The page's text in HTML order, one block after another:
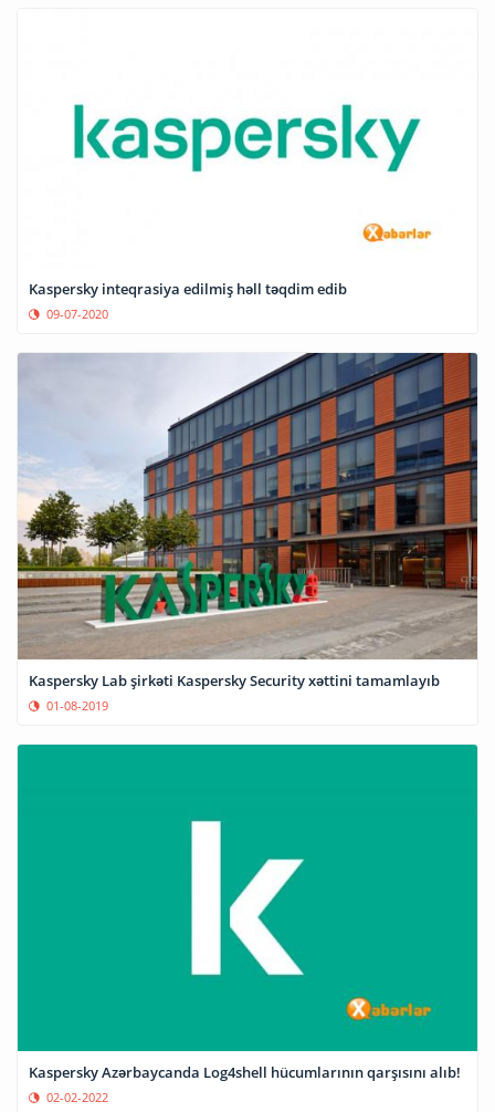
Kaspersky inteqrasiya edilmiş həll təqdim edib
09-07-2020
Kaspersky Lab şirkəti Kaspersky Security xəttini tamamlayıb
01-08-2019
Kaspersky Azərbaycanda Log4shell hücumlarının qarşısını alıb!
02-02-2022